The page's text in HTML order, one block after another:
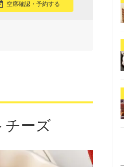
空席確認・予約する
チーズ